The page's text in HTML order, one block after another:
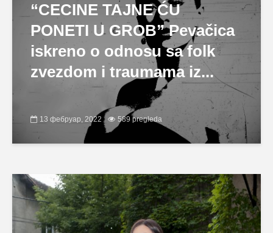
“CECINE TAJNE ĆU
PONETI U GROB” Pevačica
iskreno o odnosu sa folk
zvezdom i traumama iz...
13 фебруар, 2022 589 pregleda